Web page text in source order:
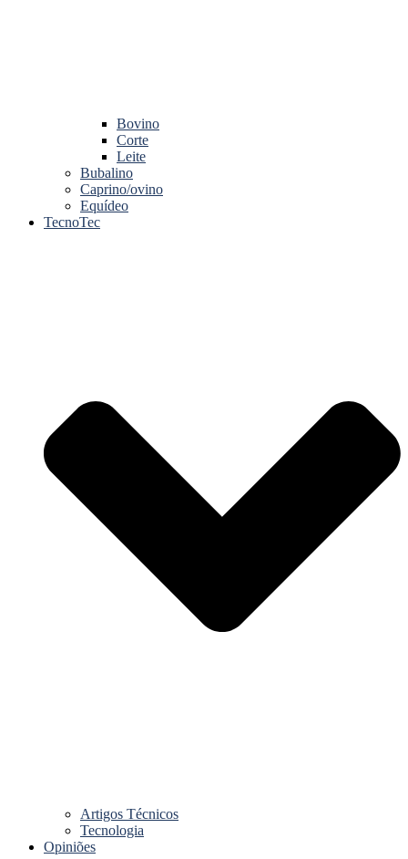
Bovino
Corte
Leite
Bubalino
Caprino/ovino
Equídeo
TecnoTec
Artigos Técnicos
Tecnologia
Opiniões